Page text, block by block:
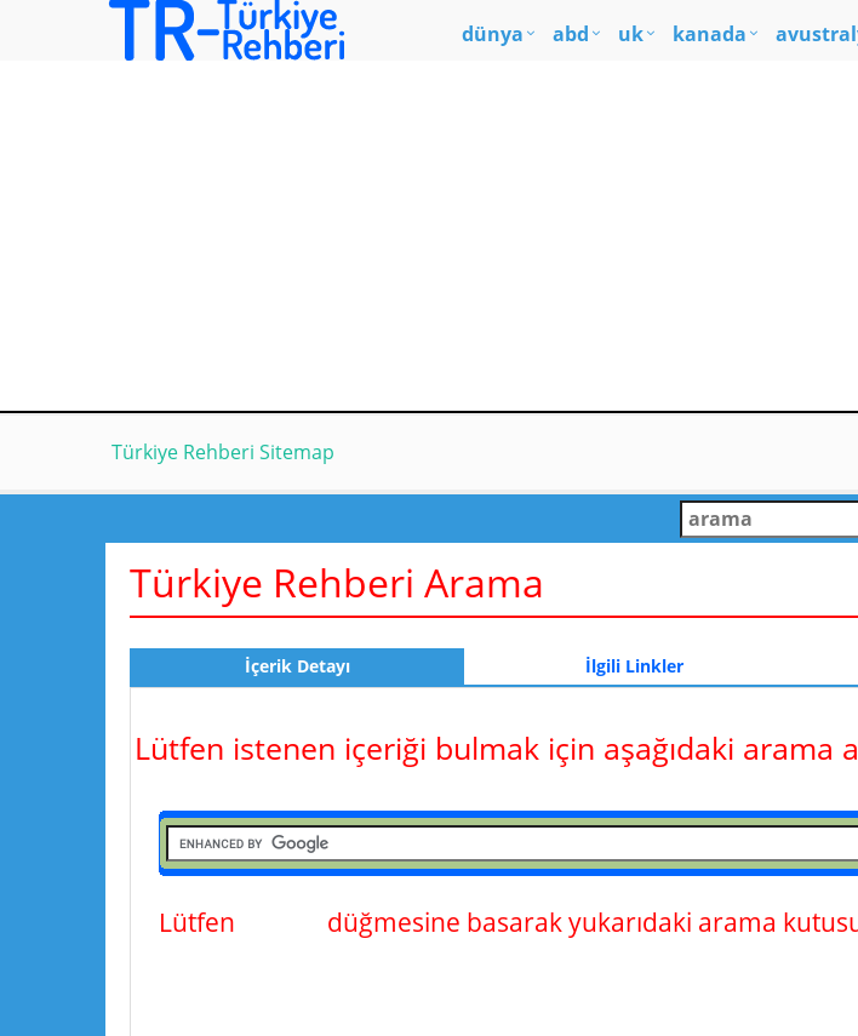
dünya abd uk kanada
Türkiye Rehberi Sitemap
Türkiye Rehberi Arama
İçerik Detayı İlgili Linkler
Lütfen istenen içeriği bulmak için aşağıdaki arama
Lütfen düğmesine basarak yukarıdaki arama